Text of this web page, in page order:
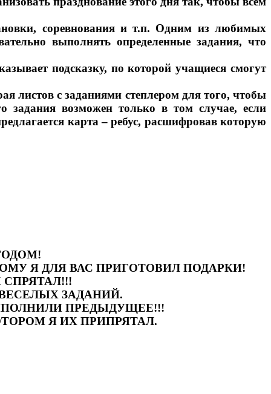
соревнования и т.п. Одним из любимых
выполнять определенные задания, что
подсказку, по которой учащиеся смогут
листов с заданиями степлером для того, чтобы
задания возможен только в том случае, если
карта – ребус, расшифровав которую
Я ДЛЯ ВАС ПРИГОТОВИЛ ПОДАРКИ!
ЗАДАНИЙ.
ПРЕДЫДУЩЕЕ!!!
Я ИХ ПРИПРЯТАЛ.